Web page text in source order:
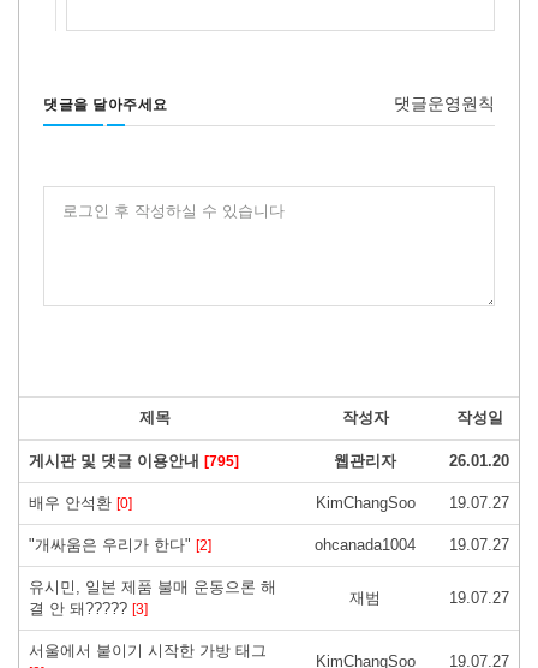
댓글을 달아주세요 댓글운영원칙
로그인 후 작성하실 수 있습니다
제목 작성자 작성일
게시판 및 댓글 이용안내 [795] 웹관리자 26.01.20
배우 안석환 [0] KimChangSoo 19.07.27
"개싸움은 우리가 한다" [2] ohcanada1004 19.07.27
유시민, 일본 제품 불매 운동으론 해
결 안 돼????? [3]
재범 19.07.27
서울에서 붙이기 시작한 가방 태그
KimChangSoo 19.07.27